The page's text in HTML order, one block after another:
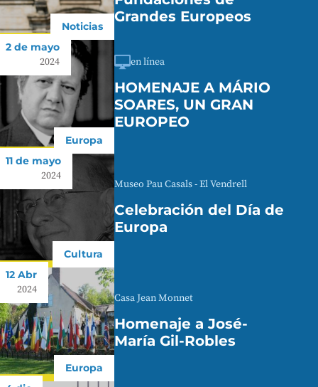
Noticias
Grandes Europeos
2 de mayo
2024
Europa
en línea
HOMENAJE A MÁRIO
SOARES, UN GRAN
EUROPEO
11 de mayo
2024
Cultura
Museo Pau Casals - El Vendrell
Celebración del Día de
Europa
12 Abr
2024
Europa
Casa Jean Monnet
Homenaje a José-
María Gil-Robles